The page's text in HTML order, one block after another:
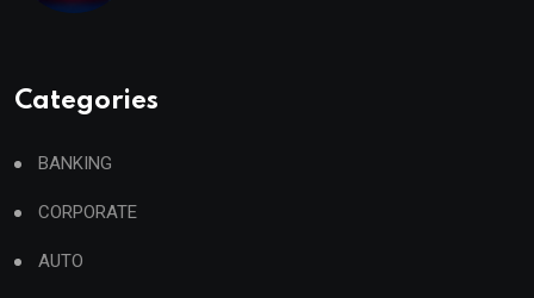
Categories
BANKING
CORPORATE
AUTO